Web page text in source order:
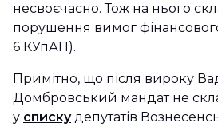
несвоєчасно. Тож на нього
порушення вимог
6 КУпАП).
Примітно, що після вироку
Домбровський мандат не
у спискудепутатів